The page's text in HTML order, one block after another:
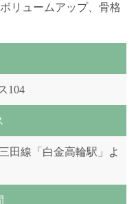
リュームアップ、骨格
104
田線「白金高輪駅」よ